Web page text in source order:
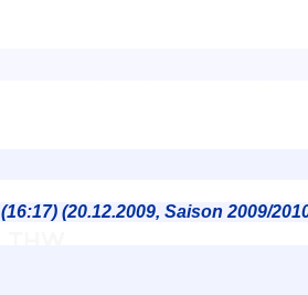
(20.12.2009, Saison 2009/